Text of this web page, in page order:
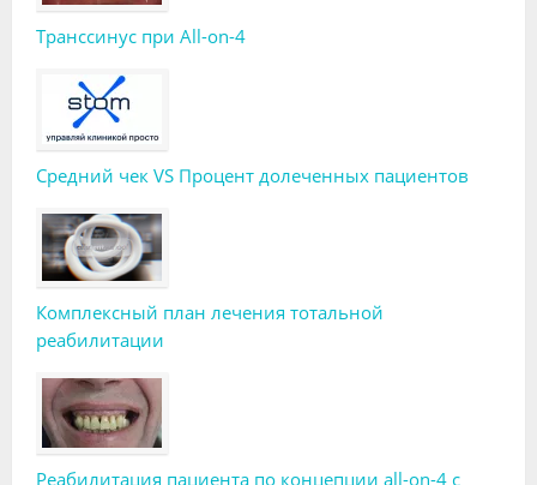
Транссинус при All-on-4
Средний чек VS Процент долеченных пациентов
Комплексный план лечения тотальной
реабилитации
Реабилитация пациента по концепции all-on-4 с